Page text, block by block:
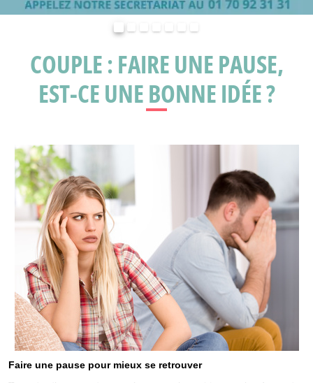
COUPLE : FAIRE UNE PAUSE,
EST-CE UNE BONNE IDÉE ?
Faire une pause pour mieux se retrouver